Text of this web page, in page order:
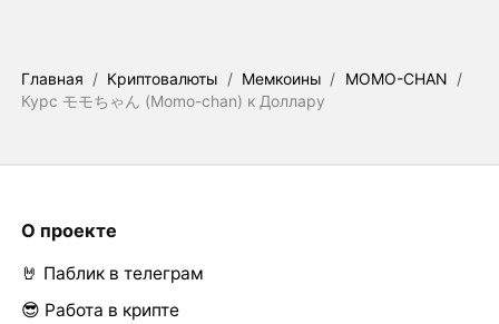
Главная / Криптовалюты / Мемкоины / MOMO-CHAN /
Курс モモちゃん (Momo-chan) к Доллару
О проекте
🤘 Паблик в телеграм
😎 Работа в крипте